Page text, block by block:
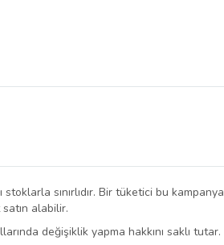
stoklarla sınırlıdır. Bir tüketici bu kampanya
alabilir.
değişiklik yapma hakkını saklı tutar.